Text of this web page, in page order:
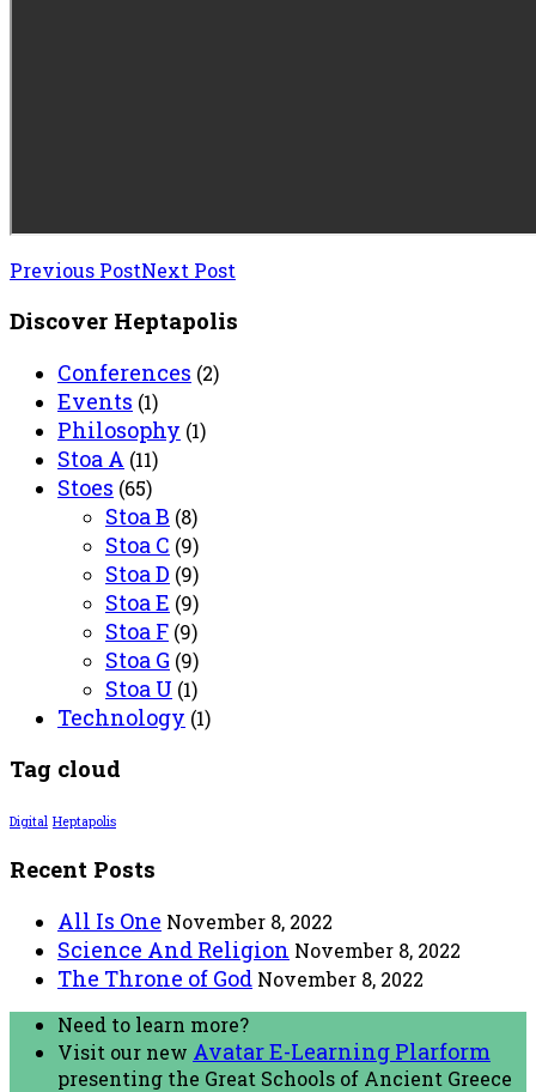
Previous PostNext Post
Discover Heptapolis
Conferences (2)
Events (1)
Philosophy (1)
Stoa A (11)
Stoes (65)
Stoa B (8)
Stoa C (9)
Stoa D (9)
Stoa E (9)
Stoa F (9)
Stoa G (9)
Stoa U (1)
Technology (1)
Tag cloud
Digital Heptapolis
Recent Posts
All Is One November 8, 2022
Science And Religion November 8, 2022
The Throne of God November 8, 2022
Need to learn more?
Visit our new Avatar E-Learning Plarform
presenting the Great Schools of Ancient Greece